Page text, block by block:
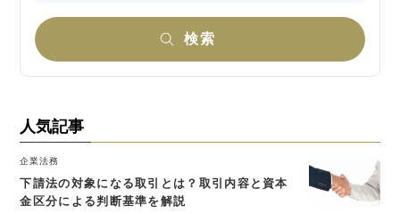
検索
人気記事
企業法務
下請法の対象になる取引とは？取引内容と資本
金区分による判断基準を解説